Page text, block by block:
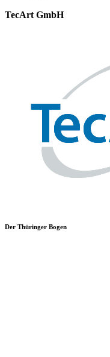
TecArt GmbH
Der Thüringer Bogen